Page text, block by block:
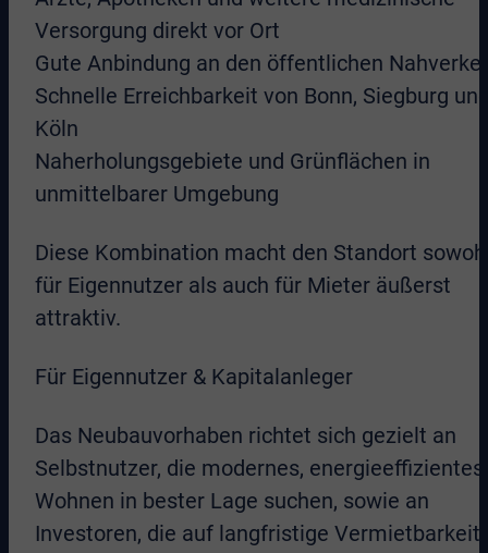
Versorgung direkt vor Ort
Gute Anbindung an den öffentlichen
Schnelle Erreichbarkeit von Bonn, Siegburg
Köln
Naherholungsgebiete und Grünflächen in
unmittelbarer Umgebung
Diese Kombination macht den Standort
für Eigennutzer als auch für Mieter äußerst
attraktiv.
Für Eigennutzer & Kapitalanleger
Das Neubauvorhaben richtet sich gezielt an
Selbstnutzer, die modernes, energieeffizientes
Wohnen in bester Lage suchen, sowie an
Investoren, die auf langfristige Vermietbarkeit